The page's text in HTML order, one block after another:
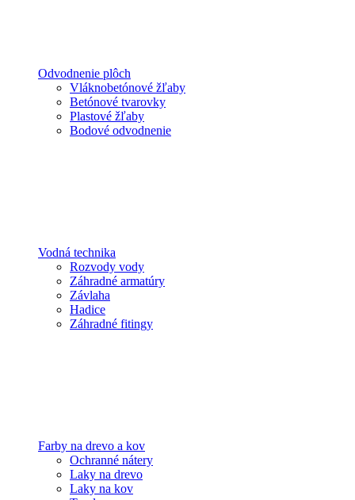
Odvodnenie plôch
Vláknobetónové žľaby
Betónové tvarovky
Plastové žľaby
Bodové odvodnenie
Vodná technika
Rozvody vody
Záhradné armatúry
Závlaha
Hadice
Záhradné fitingy
Farby na drevo a kov
Ochranné nátery
Laky na drevo
Laky na kov